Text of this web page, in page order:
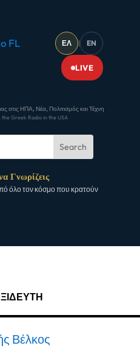
ΕΛ | EN
LIVE
στις ΗΠΑ, Νέα, Πολιτισμός και Τέχνη
Greek Radio in the USA
Γνωρίζεις
όλο τον κόσμο που κρατούν
Βέλκος